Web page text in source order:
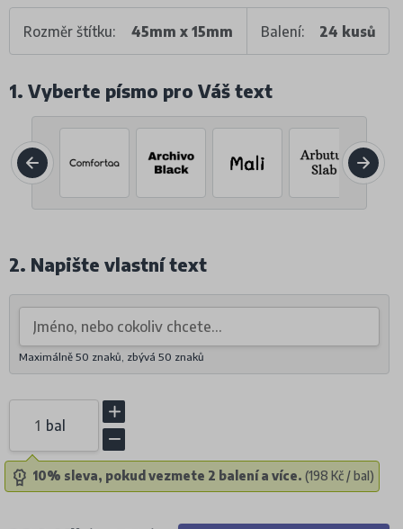
Rozměr štítku: 45mm x 15mm Balení: 24 kusů
1. Vyberte písmo pro Váš text
2. Napište vlastní text
Maximálně 50 znaků, zbývá 50 znaků
bal
10% sleva, pokud vezmete 2 balení a více. (198 Kč / bal)